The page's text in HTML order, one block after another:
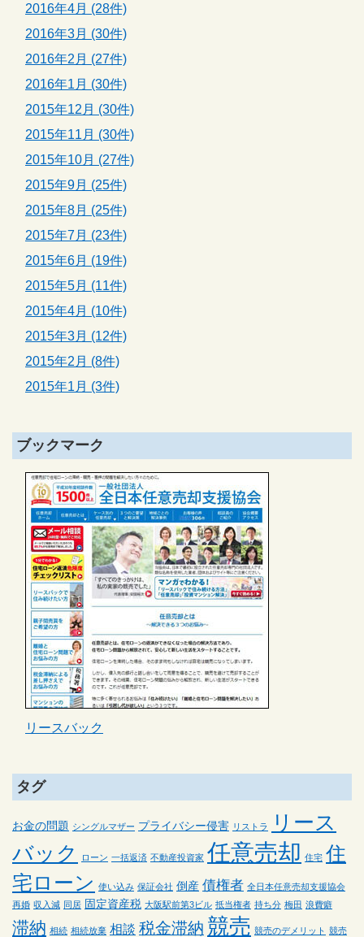
2016年4月 (28件)
2016年3月 (30件)
2016年2月 (27件)
2016年1月 (30件)
2015年12月 (30件)
2015年11月 (30件)
2015年10月 (27件)
2015年9月 (25件)
2015年8月 (25件)
2015年7月 (23件)
2015年6月 (19件)
2015年5月 (11件)
2015年4月 (10件)
2015年3月 (12件)
2015年2月 (8件)
2015年1月 (3件)
ブックマーク
リースバック
タグ
お金の問題 シングルマザー プライバシー侵害 リストラ
リース
バック
ローン 一括返済 不動産投資家 任意売却 住宅 住
宅ローン 使い込み 保証会社 倒産 債権者 全日本任意売却支援協会
再婚 収入減 同居 固定資産税 大阪駅前第3ビル 抵当権者 持ち分 梅田 浪費癖
滞納 相続 相続放棄 相談 税金滞納 競売 競売のデメリット 競売